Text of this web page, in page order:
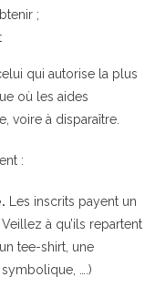
;
qui autorise la plus
où les aides
voire à disparaître.
:
Les inscrits payent un
à qu’ils repartent
tee-shirt, une
….)